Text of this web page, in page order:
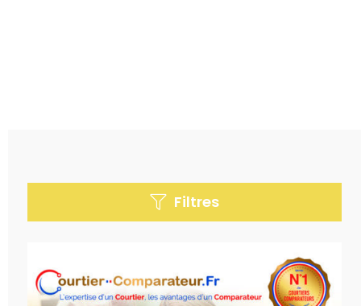
Filtres